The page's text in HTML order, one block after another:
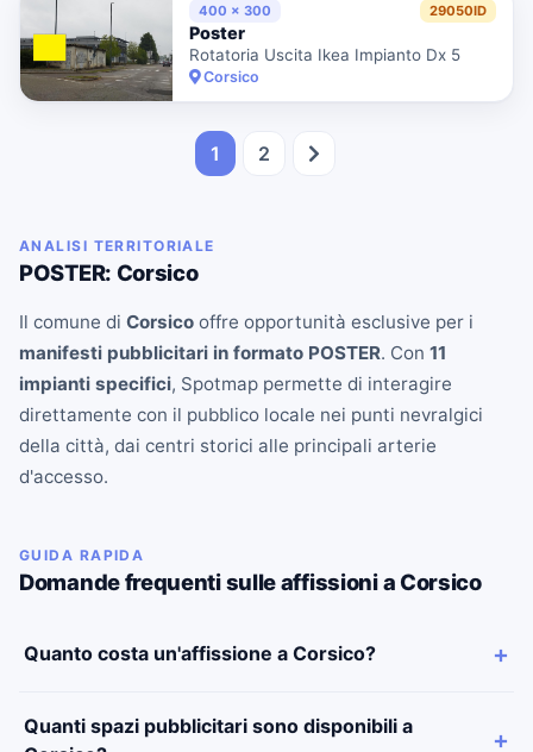
400 x 300 29050ID
Poster
Rotatoria Uscita Ikea Impianto Dx 5
Corsico
1 2
ANALISI TERRITORIALE
POSTER: Corsico
Il comune di Corsico offre opportunità esclusive per i
manifesti pubblicitari in formato POSTER. Con 11
impianti specifici, Spotmap permette di interagire
direttamente con il pubblico locale nei punti nevralgici
della città, dai centri storici alle principali arterie
d'accesso.
GUIDA RAPIDA
Domande frequenti sulle affissioni a Corsico
Quanto costa un'affissione a Corsico?
Quanti spazi pubblicitari sono disponibili a